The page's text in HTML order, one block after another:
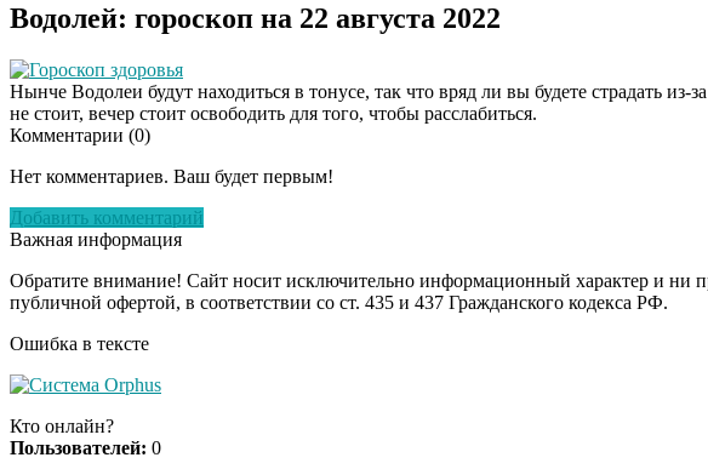
Водолей: гороскоп на 22 августа 2022
Гороскоп здоровья
Нынче Водолеи будут находиться в тонусе, так что вряд ли вы будете страдать
не стоит, вечер стоит освободить для того, чтобы расслабиться.
Комментарии (0)
Нет комментариев. Ваш будет первым!
Добавить комментарий
Важная информация
Обратите внимание! Сайт носит исключительно информационный характер и ни
публичной офертой, в соответствии со ст. 435 и 437 Гражданского кодекса РФ.
Ошибка в тексте
Кто онлайн?
Пользователей: 0